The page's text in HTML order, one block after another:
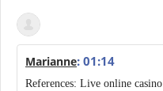
Marianne: 01:14
References: Live online casino